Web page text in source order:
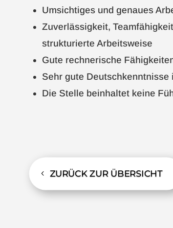
Umsichtiges und genaues
Zuverlässigkeit,
strukturierte Arbeitsweise
Gute rechnerische
Sehr gute Deutschkenntnisse
Die Stelle beinhaltet keine
ZURÜCK ZUR ÜBERSICHT